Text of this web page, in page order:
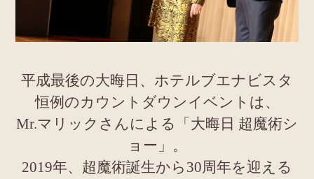
平成最後の大晦日、ホテルブエナビスタ
恒例のカウントダウンイベントは、
Mr.マリックさんによる「大晦日 超魔術シ
ョー」。
2019年、超魔術誕生から30周年を迎える